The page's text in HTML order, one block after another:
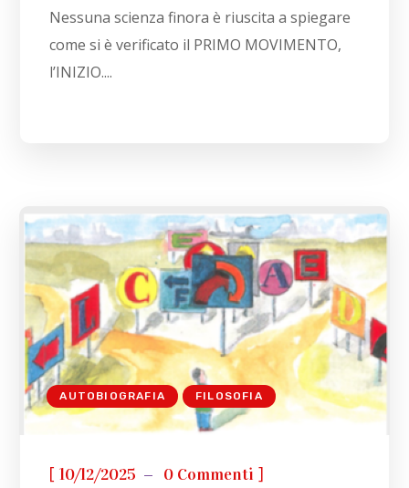
Nessuna scienza finora è riuscita a spiegare
come si è verificato il PRIMO MOVIMENTO,
l’INIZIO....
AUTOBIOGRAFIA FILOSOFIA
[10/12/2025 0 Commenti ]